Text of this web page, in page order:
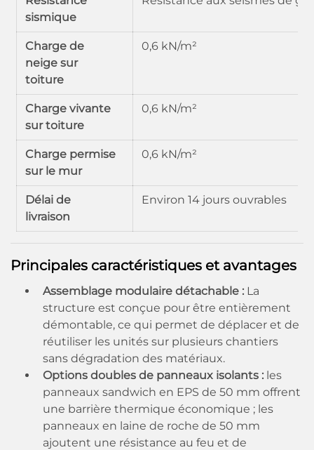
sismique
Charge de
neige sur
toiture
0,6 kN/m²
Charge vivante
sur toiture
0,6 kN/m²
Charge permise
sur le mur
0,6 kN/m²
Délai de
livraison
Environ 14 jours ouvrables
Principales caractéristiques et avantages
Assemblage modulaire détachable : La
structure est conçue pour être entièrement
démontable, ce qui permet de déplacer et de
réutiliser les unités sur plusieurs chantiers
sans dégradation des matériaux.
Options doubles de panneaux isolants : les
panneaux sandwich en EPS de 50 mm offrent
une barrière thermique économique ; les
panneaux en laine de roche de 50 mm
ajoutent une résistance au feu et de